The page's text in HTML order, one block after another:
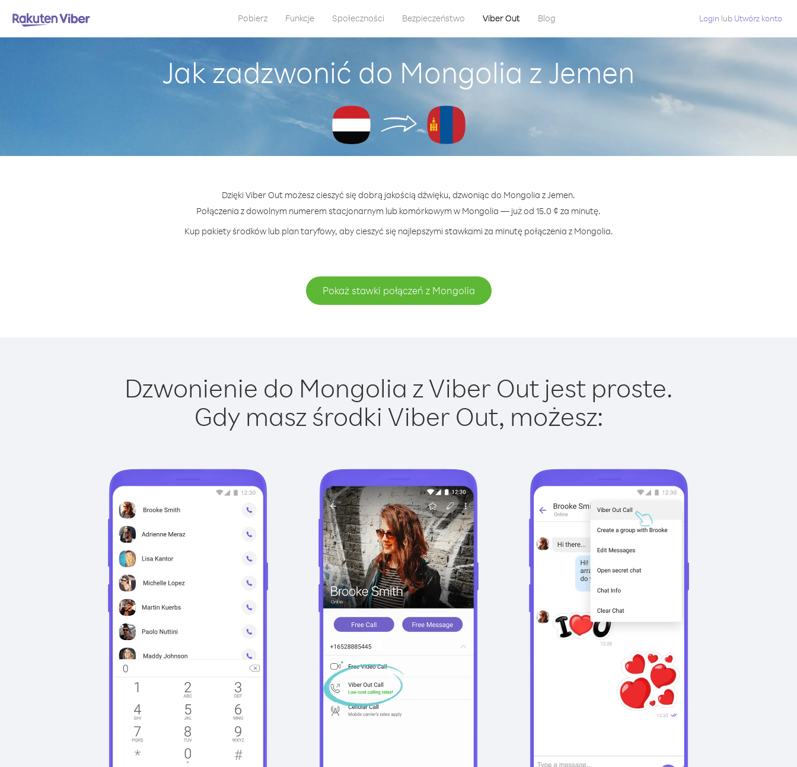
Pobierz Funkcje Społeczności Bezpieczeństwo Viber Out Blog Login lub Utwórz konto
Jak zadzwonić do Mongolia z Jemen
Dzięki Viber Out możesz cieszyć się dobrą jakością dźwięku, dzwoniąc do Mongolia z Jemen.
Połączenia z dowolnym numerem stacjonarnym lub komórkowym w Mongolia — już od 15.0 ¢ za minutę.
Kup pakiety środków lub plan taryfowy, aby cieszyć się najlepszymi stawkami za minutę połączenia z Mongolia.
Pokaż stawki połączeń z Mongolia
Dzwonienie do Mongolia z Viber Out jest proste.
Gdy masz środki Viber Out, możesz: